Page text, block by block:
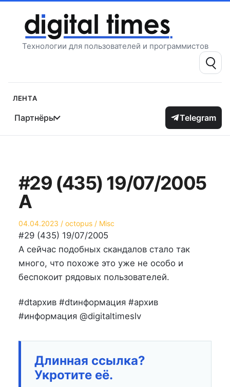
содержимому
Технологии для пользователей и программистов
Поиск:
Лента
Партнёры Telegram
#29 (435) 19/07/2005
А
Опубликовано
на
04.04.2023 Автор
octopus
Опубликовано
в
Misc
#29 (435) 19/07/2005
А сейчас подобных скандалов стало так
много, что похоже это уже не особо и
беспокоит рядовых пользователей.
#dtархив #dtинформация #архив
#информация @digitaltimeslv
Длинная ссылка?
Укротите её.